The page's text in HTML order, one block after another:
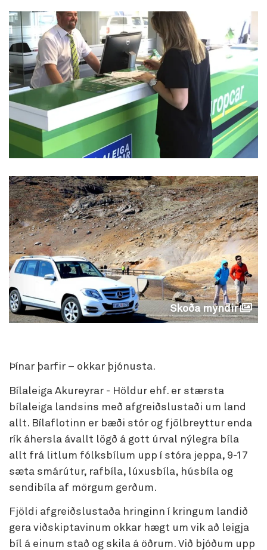
Skoða myndir
Þínar þarfir – okkar þjónusta.
Bílaleiga Akureyrar - Höldur ehf. er stærsta
bílaleiga landsins með afgreiðslustaði um land
allt. Bílaflotinn er bæði stór og fjölbreyttur enda
rík áhersla ávallt lögð á gott úrval nýlegra bíla
allt frá litlum fólksbílum upp í stóra jeppa, 9-17
sæta smárútur, rafbíla, lúxusbíla, húsbíla og
sendibíla af mörgum gerðum.
Fjöldi afgreiðslustaða hringinn í kringum landið
gera viðskiptavinum okkar hægt um vik að leigja
bíl á einum stað og skila á öðrum. Við bjóðum upp